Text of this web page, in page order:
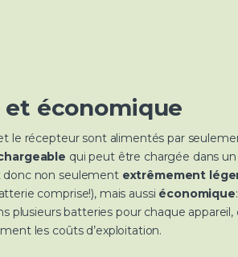
et économique
le récepteur sont alimentés par
qui peut être chargée dans
donc non seulement extrêmement
comprise!), mais aussi économique
plusieurs batteries pour chaque
les coûts d’exploitation.